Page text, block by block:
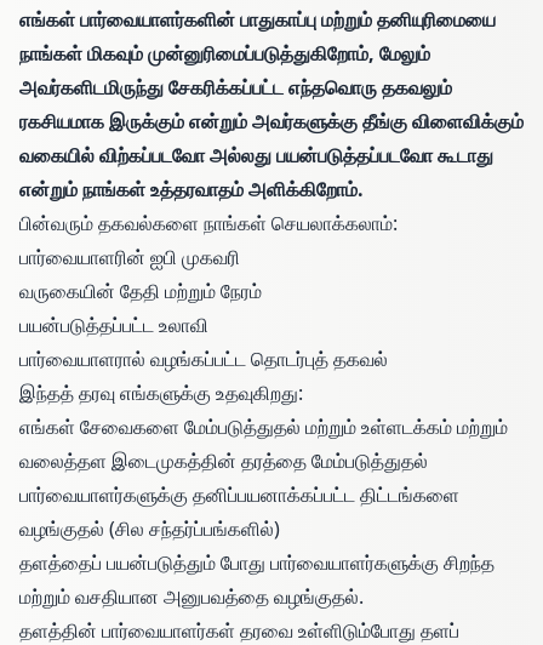
எங்கள் பார்வையாளர்களின் பாதுகாப்பு மற்றும் தனியுரிமையை
நாங்கள் மிகவும் முன்னுரிமைப்படுத்துகிறோம், மேலும்
அவர்களிடமிருந்து சேகரிக்கப்பட்ட எந்தவொரு தகவலும்
ரகசியமாக இருக்கும் என்றும் அவர்களுக்கு தீங்கு விளைவிக்கும்
வகையில் விற்கப்படவோ அல்லது பயன்படுத்தப்படவோ கூடாது
என்றும் நாங்கள் உத்தரவாதம் அளிக்கிறோம்.
பின்வரும் தகவல்களை நாங்கள் செயலாக்கலாம்:
பார்வையாளரின் ஐபி முகவரி
வருகையின் தேதி மற்றும் நேரம்
பயன்படுத்தப்பட்ட உலாவி
பார்வையாளரால் வழங்கப்பட்ட தொடர்புத் தகவல்
இந்தத் தரவு எங்களுக்கு உதவுகிறது:
எங்கள் சேவைகளை மேம்படுத்துதல் மற்றும் உள்ளடக்கம் மற்றும்
வலைத்தள இடைமுகத்தின் தரத்தை மேம்படுத்துதல்
பார்வையாளர்களுக்கு தனிப்பயனாக்கப்பட்ட திட்டங்களை
வழங்குதல் (சில சந்தர்ப்பங்களில்)
தளத்தைப் பயன்படுத்தும் போது பார்வையாளர்களுக்கு சிறந்த
மற்றும் வசதியான அனுபவத்தை வழங்குதல்.
தளத்தின் பார்வையாளர்கள் தரவை உள்ளிடும்போது தளப்